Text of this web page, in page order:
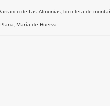
de Las Almunias, bicicleta de
, María de Huerva